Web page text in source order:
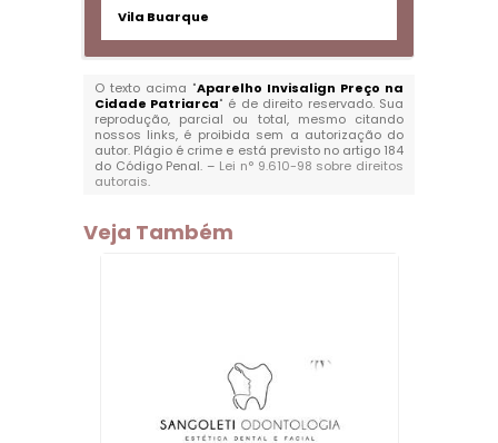
Vila Buarque
O texto acima "Aparelho Invisalign Preço na
Cidade Patriarca" é de direito reservado. Sua
reprodução, parcial ou total, mesmo citando
nossos links, é proibida sem a autorização do
autor. Plágio é crime e está previsto no artigo 184
do Código Penal. – Lei n° 9.610-98 sobre direitos
autorais.
Veja Também